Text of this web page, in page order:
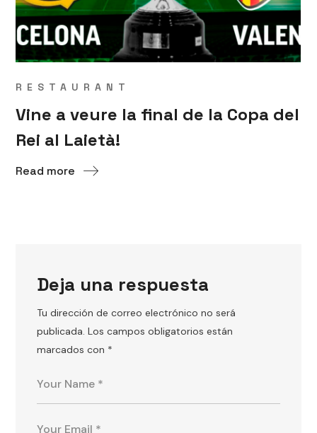
RESTAURANT
Vine a veure la final de la Copa del
Rei al Laietà!
Read more
Deja una respuesta
Tu dirección de correo electrónico no será
publicada. Los campos obligatorios están
marcados con *